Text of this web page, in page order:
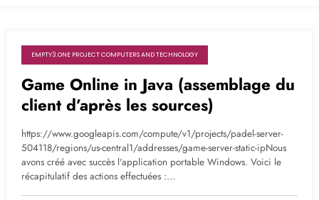
4 jours ago
EMPTY3.ONE PROJECT COMPUTERS AND TECHNOLOGY
Game Online in Java (assemblage du
client d’après les sources)
https://www.googleapis.com/compute/v1/projects/padel-server-
504118/regions/us-central1/addresses/game-server-static-ipNous
avons créé avec succès l'application portable Windows. Voici le
récapitulatif des actions effectuées :…